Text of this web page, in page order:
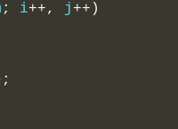
; i++, j ++)
;